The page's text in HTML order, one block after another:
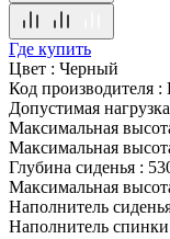
Где купить
Цвет : Черный
Код производителя :
Допустимая нагрузка
Максимальная
Максимальная
Глубина сиденья :
Максимальная
Наполнитель
Наполнитель спинки